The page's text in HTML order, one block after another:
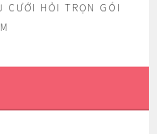
CƯỚI HỎI TRỌN GÓI